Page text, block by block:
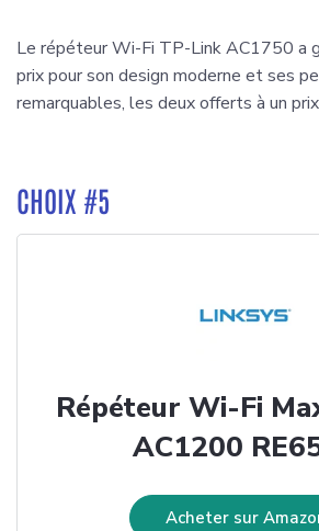
Le répéteur Wi-Fi TP-Link AC1750 a
prix pour son design moderne et ses
remarquables, les deux offerts à un
CHOIX #5
Répéteur Wi-Fi
AC1200
Acheter sur